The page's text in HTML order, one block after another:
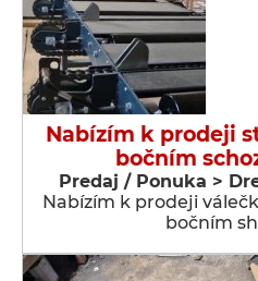
Nabízím k prodeji
bočním
Predaj / Ponuka >
Nabízím k prodeji
bočním